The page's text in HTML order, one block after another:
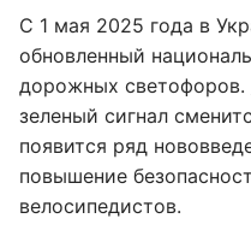
С 1 мая 2025 года в
обновленный
дорожных светофоров.
зеленый сигнал
появится ряд
повышение
велосипедистов.